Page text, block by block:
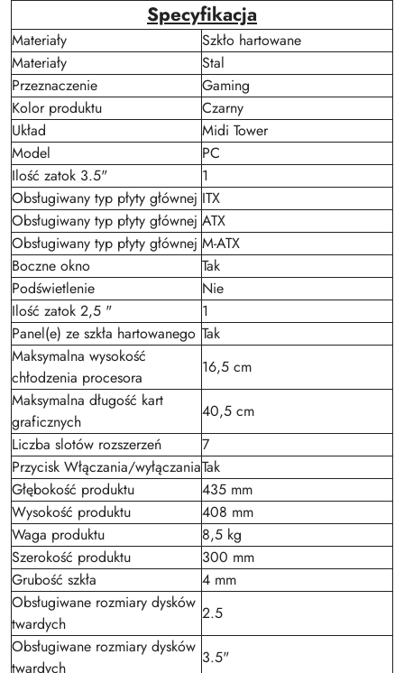
Specyfikacja
Materiały
Szkło hartowane
Materiały
Stal
Przeznaczenie
Gaming
Kolor produktu
Czarny
Układ
Midi Tower
Model
PC
Ilość zatok 3.5"
1
Obsługiwany typ płyty głównej ITX
Obsługiwany typ płyty głównej ATX
Obsługiwany typ płyty głównej M-ATX
Boczne okno
Tak
Podświetlenie
Nie
Ilość zatok 2,5 "
1
Panel(e) ze szkła hartowanego Tak
Maksymalna wysokość
chłodzenia procesora
16,5 cm
Maksymalna długość kart
graficznych
40,5 cm
Liczba slotów rozszerzeń
7
Przycisk Włączania/wyłączaniaTak
Głębokość produktu
435 mm
Wysokość produktu
408 mm
Waga produktu
8,5 kg
Szerokość produktu
300 mm
Grubość szkła
4 mm
Obsługiwane rozmiary dysków
twardych
2.5
Obsługiwane rozmiary dysków
twardych
3.5"